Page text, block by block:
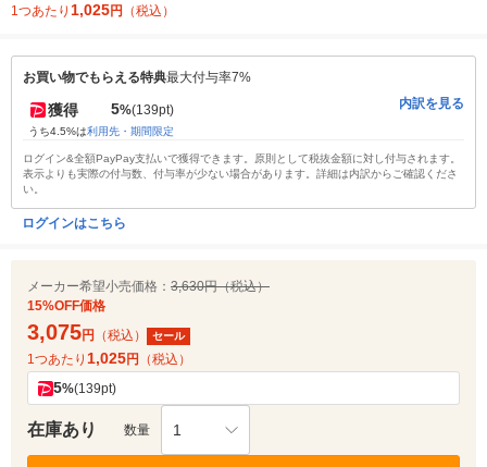
1つあたり 1,025円 （税込）
お買い物でもらえる特典最大付与率7%
獲得 5%(139pt)
うち4.5%は利用先・期間限定
内訳を見る
ログイン&全額PayPay支払いで獲得できます。原則として税抜金額に対し付与されます。
表示よりも実際の付与数、付与率が少ない場合があります。詳細は内訳からご確認くださ
い。
ログインはこちら
メーカー希望小売価格： 3,630円（税込）
15%OFF価格
3,075円 （税込） セール
1つあたり 1,025円 （税込）
5%(139pt)
在庫あり 数量 1